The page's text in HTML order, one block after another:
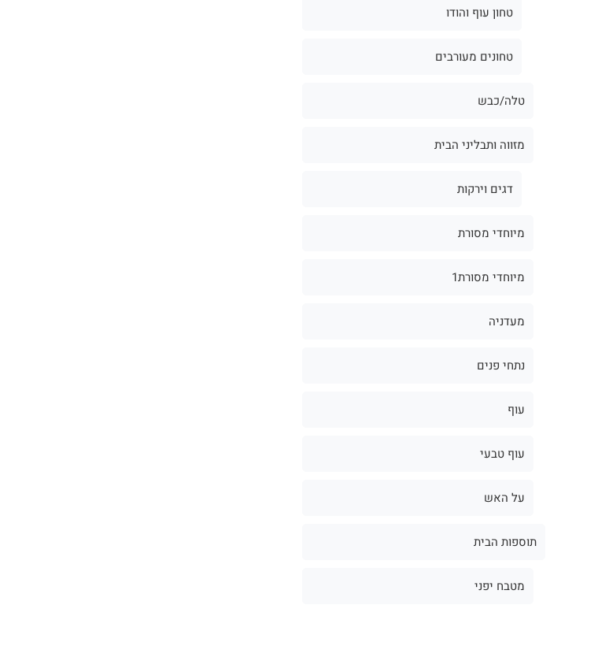
טחון עוף והודו
טחונים מעורבים
טלה/כבש
מזווה ותבליני הבית
דגים וירקות
מיוחדי מסורת
מיוחדי מסורת1
מעדניה
נתחי פנים
עוף
עוף טבעי
על האש
תוספות הבית
מטבח יפני